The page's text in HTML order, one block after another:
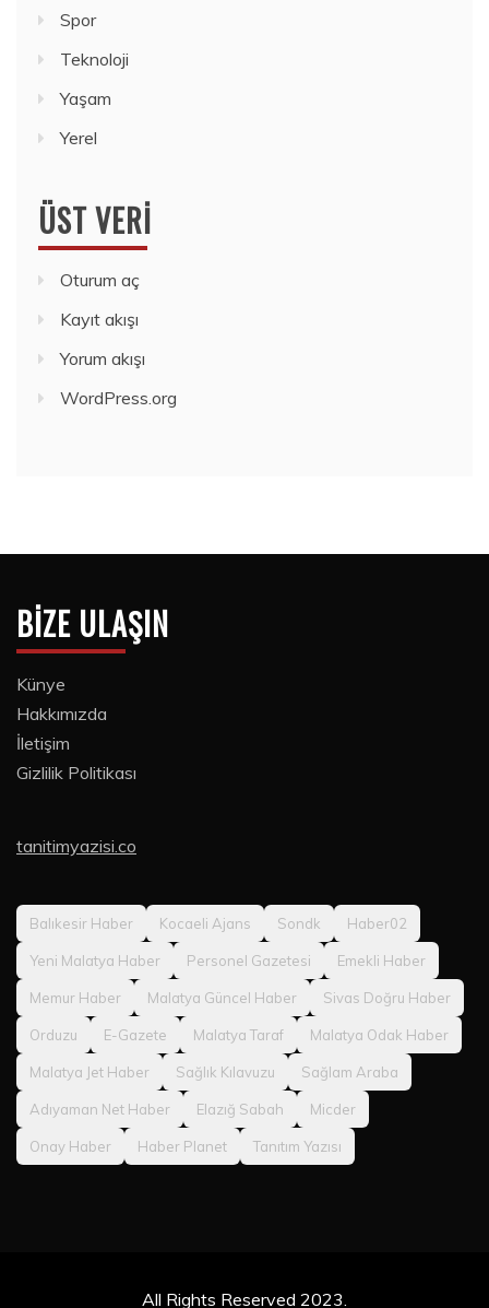
Spor
Teknoloji
Yaşam
Yerel
ÜST VERI
Oturum aç
Kayıt akışı
Yorum akışı
WordPress.org
BIZE ULAŞIN
Künye
Hakkımızda
İletişim
Gizlilik Politikası
tanitimyazisi.co
Balıkesir Haber Kocaeli Ajans Sondk Haber02
Yeni Malatya Haber Personel Gazetesi Emekli Haber
Memur Haber Malatya Güncel Haber Sivas Doğru Haber
Orduzu E-Gazete Malatya Taraf Malatya Odak Haber
Malatya Jet Haber Sağlık Kılavuzu Sağlam Araba
Adıyaman Net Haber Elazığ Sabah Micder
Onay Haber Haber Planet Tanıtım Yazısı
All Rights Reserved 2023.